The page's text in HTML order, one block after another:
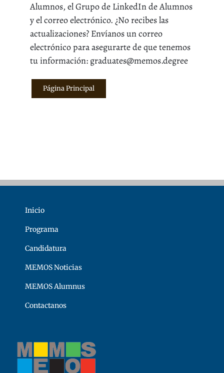
Alumnos, el Grupo de LinkedIn de Alumnos
y el correo electrónico. ¿No recibes las
actualizaciones? Envíanos un correo
electrónico para asegurarte de que tenemos
tu información: graduates@memos.degree
Página Principal
Inicio
Programa
Candidatura
MEMOS Noticias
MEMOS Alumnus
Contactanos